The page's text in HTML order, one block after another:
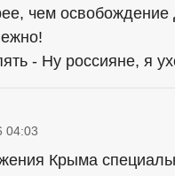
чем освобождение
- Ну россияне, я
04:03
Крыма